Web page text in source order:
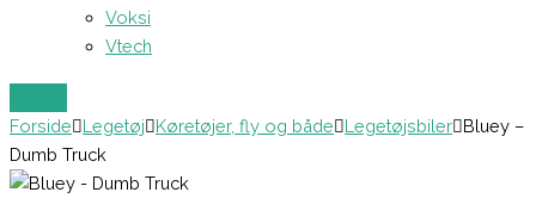
Voksi
Vtech
Forside Legetøj Køretøjer, fly og både Legetøjsbiler Bluey –
Dumb Truck